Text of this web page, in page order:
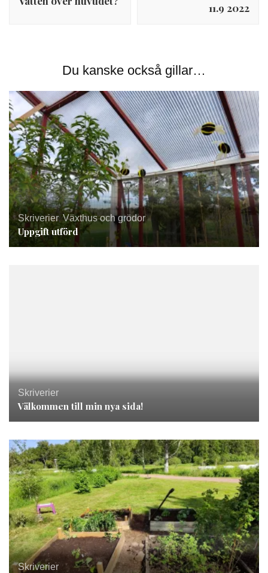
11.9 2022
Du kanske också gillar…
Skriverier, Växthus och grödor
Uppgift utförd
Skriverier
Välkommen till min nya sida!
Skriverier